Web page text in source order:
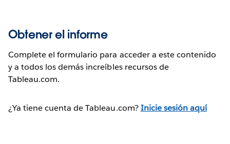
Obtener el informe
Complete el formulario para acceder a este contenido
y a todos los demás increíbles recursos de
Tableau.com.
¿Ya tiene cuenta de Tableau.com?Inicie sesión aquí